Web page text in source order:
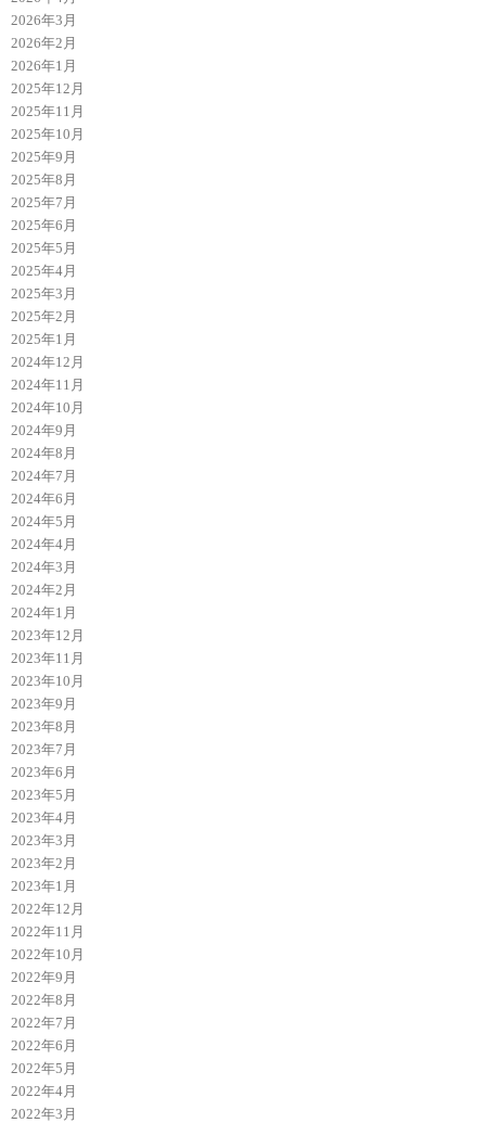
2026年3月
2026年2月
2026年1月
2025年12月
2025年11月
2025年10月
2025年9月
2025年8月
2025年7月
2025年6月
2025年5月
2025年4月
2025年3月
2025年2月
2025年1月
2024年12月
2024年11月
2024年10月
2024年9月
2024年8月
2024年7月
2024年6月
2024年5月
2024年4月
2024年3月
2024年2月
2024年1月
2023年12月
2023年11月
2023年10月
2023年9月
2023年8月
2023年7月
2023年6月
2023年5月
2023年4月
2023年3月
2023年2月
2023年1月
2022年12月
2022年11月
2022年10月
2022年9月
2022年8月
2022年7月
2022年6月
2022年5月
2022年4月
2022年3月